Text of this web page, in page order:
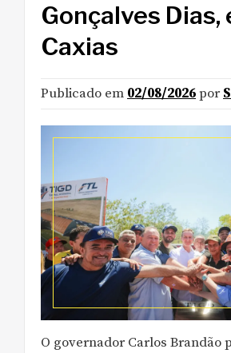
Gonçalves Dias,
Caxias
Publicado em 02/08/2026por
O governador Carlos Brandão